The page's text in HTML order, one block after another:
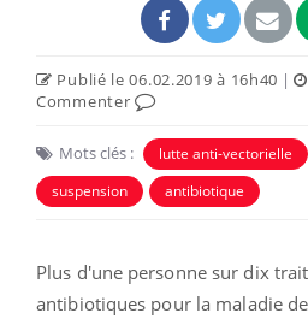
Publié le 06.02.2019 à 16h40 |
Commenter
Mots clés : lutte anti-vectorielle
suspension
antibiotique
Plus d'une personne sur dix
antibiotiques pour la maladie